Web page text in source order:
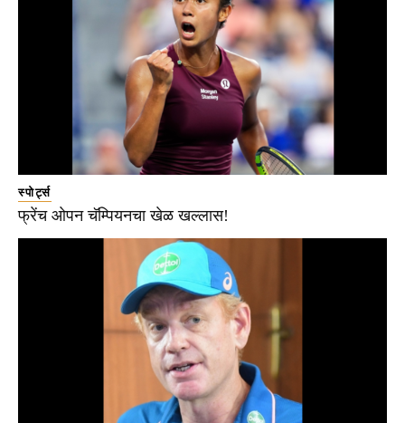
स्पोर्ट्स
फ्रेंच ओपन चॅम्पियनचा खेळ खल्लास!